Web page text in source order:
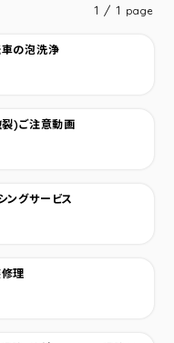
1 / 1 page
の泡洗浄
裂)ご注意動画
ングサービス
理